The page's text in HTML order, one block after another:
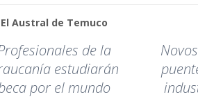
El Austral de Temuco
de la
estudiarán
por el mundo